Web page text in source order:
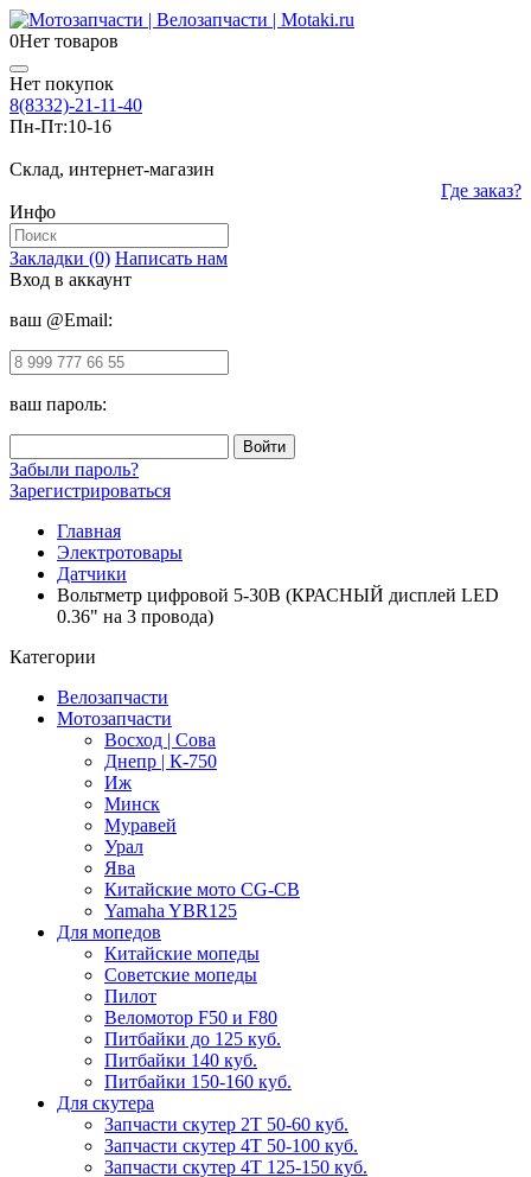
0Нет товаров
Нет покупок
8(8332)-21-11-40
Пн-Пт:10-16
Склад, интернет-магазин
Где заказ?
Инфо
Закладки (0) Написать нам
Вход в аккаунт
ваш @Email:
ваш пароль:
Забыли пароль?
Зарегистрироваться
Главная
Электротовары
Датчики
Вольтметр цифровой 5-30В (КРАСНЫЙ дисплей LED
0.36" на 3 провода)
Категории
Велозапчасти
Мотозапчасти
Восход | Сова
Днепр | К-750
Иж
Минск
Муравей
Урал
Ява
Китайские мото CG-CB
Yamaha YBR125
Для мопедов
Китайские мопеды
Советские мопеды
Пилот
Веломотор F50 и F80
Питбайки до 125 куб.
Питбайки 140 куб.
Питбайки 150-160 куб.
Для скутера
Запчасти скутер 2Т 50-60 куб.
Запчасти скутер 4Т 50-100 куб.
Запчасти скутер 4Т 125-150 куб.